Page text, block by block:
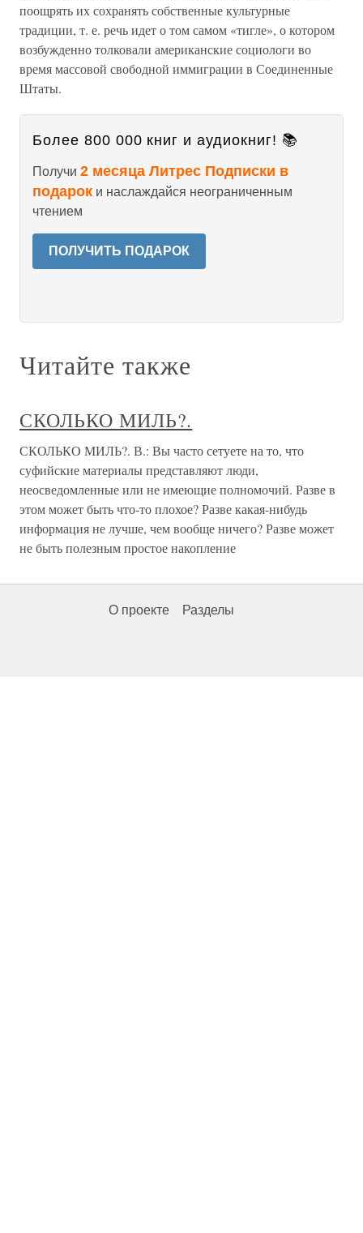
поощрять их сохранять собственные культурные
традиции, т. е. речь идет о том самом «тигле», о котором
возбужденно толковали американские социологи во
время массовой свободной иммиграции в Соединенные
Штаты.
Более 800 000 книг и аудиокниг! 📚
Получи 2 месяца Литрес Подписки в
подарок и наслаждайся неограниченным
чтением
ПОЛУЧИТЬ ПОДАРОК
Читайте также
СКОЛЬКО МИЛЬ?.
СКОЛЬКО МИЛЬ?. В.: Вы часто сетуете на то, что
суфийские материалы представляют люди,
неосведомленные или не имеющие полномочий. Разве в
этом может быть что-то плохое? Разве какая-нибудь
информация не лучше, чем вообще ничего? Разве может
не быть полезным простое накопление
О проекте Разделы